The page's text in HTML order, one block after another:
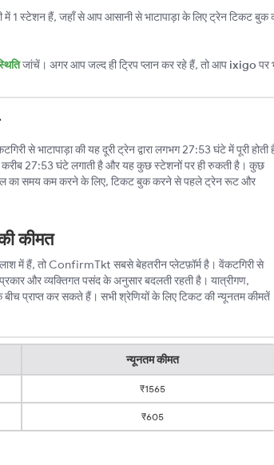
में 1 स्टेशन हैं, जहाँ से आप आसानी से भाटापाड़ा के लिए ट्रेन टिकट बुक
जांचें। अगर आप जल्द ही ट्रिप प्लान कर रहे हैं, तो आप ixigoपर
से भाटापाड़ा की यह दूरी ट्रेन द्वारा लगभग 27:53 घंटे में पूरी होती
27:53 घंटे लगाती है और यह कुछ स्टेशनों पर ही रुकती है। कुछ
का समय कम करने के लिए, टिकट बुक करने से पहले ट्रेन रूट और
कीमत
में हैं, तो ConfirmTkt सबसे बेहतरीन प्लेटफ़ॉर्म है। वेंकटगिरी से
और व्यक्तिगत पसंद के अनुसार बदलती रहती है। यात्रीगण,
प्राप्त कर सकते हैं। सभी श्रेणियों के लिए टिकट की न्यूनतम कीमतें
न्यूनतम कीमत
₹1565
₹605